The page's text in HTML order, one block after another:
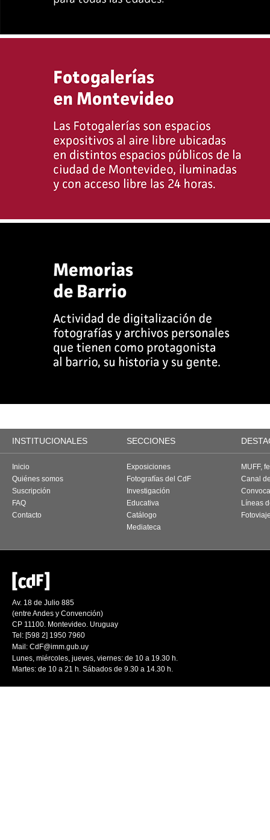
INSTITUCIONALES SECCIONES
Inicio
Quiénes somos
Suscripción
FAQ
Contacto
Exposiciones
Fotografías del CdF
Investigación
Educativa
Catálogo
Mediateca
MUFF,
Canal
Líneas
Av. 18 de Julio 885
(entre Andes y Convención)
CP 11100. Montevideo. Uruguay
Tel: [598 2] 1950 7960
Mail: CdF@imm.gub.uy
Lunes, miércoles, jueves, viernes: de 10 a 19.30 h.
Martes: de 10 a 21 h. Sábados de 9.30 a 14.30 h.